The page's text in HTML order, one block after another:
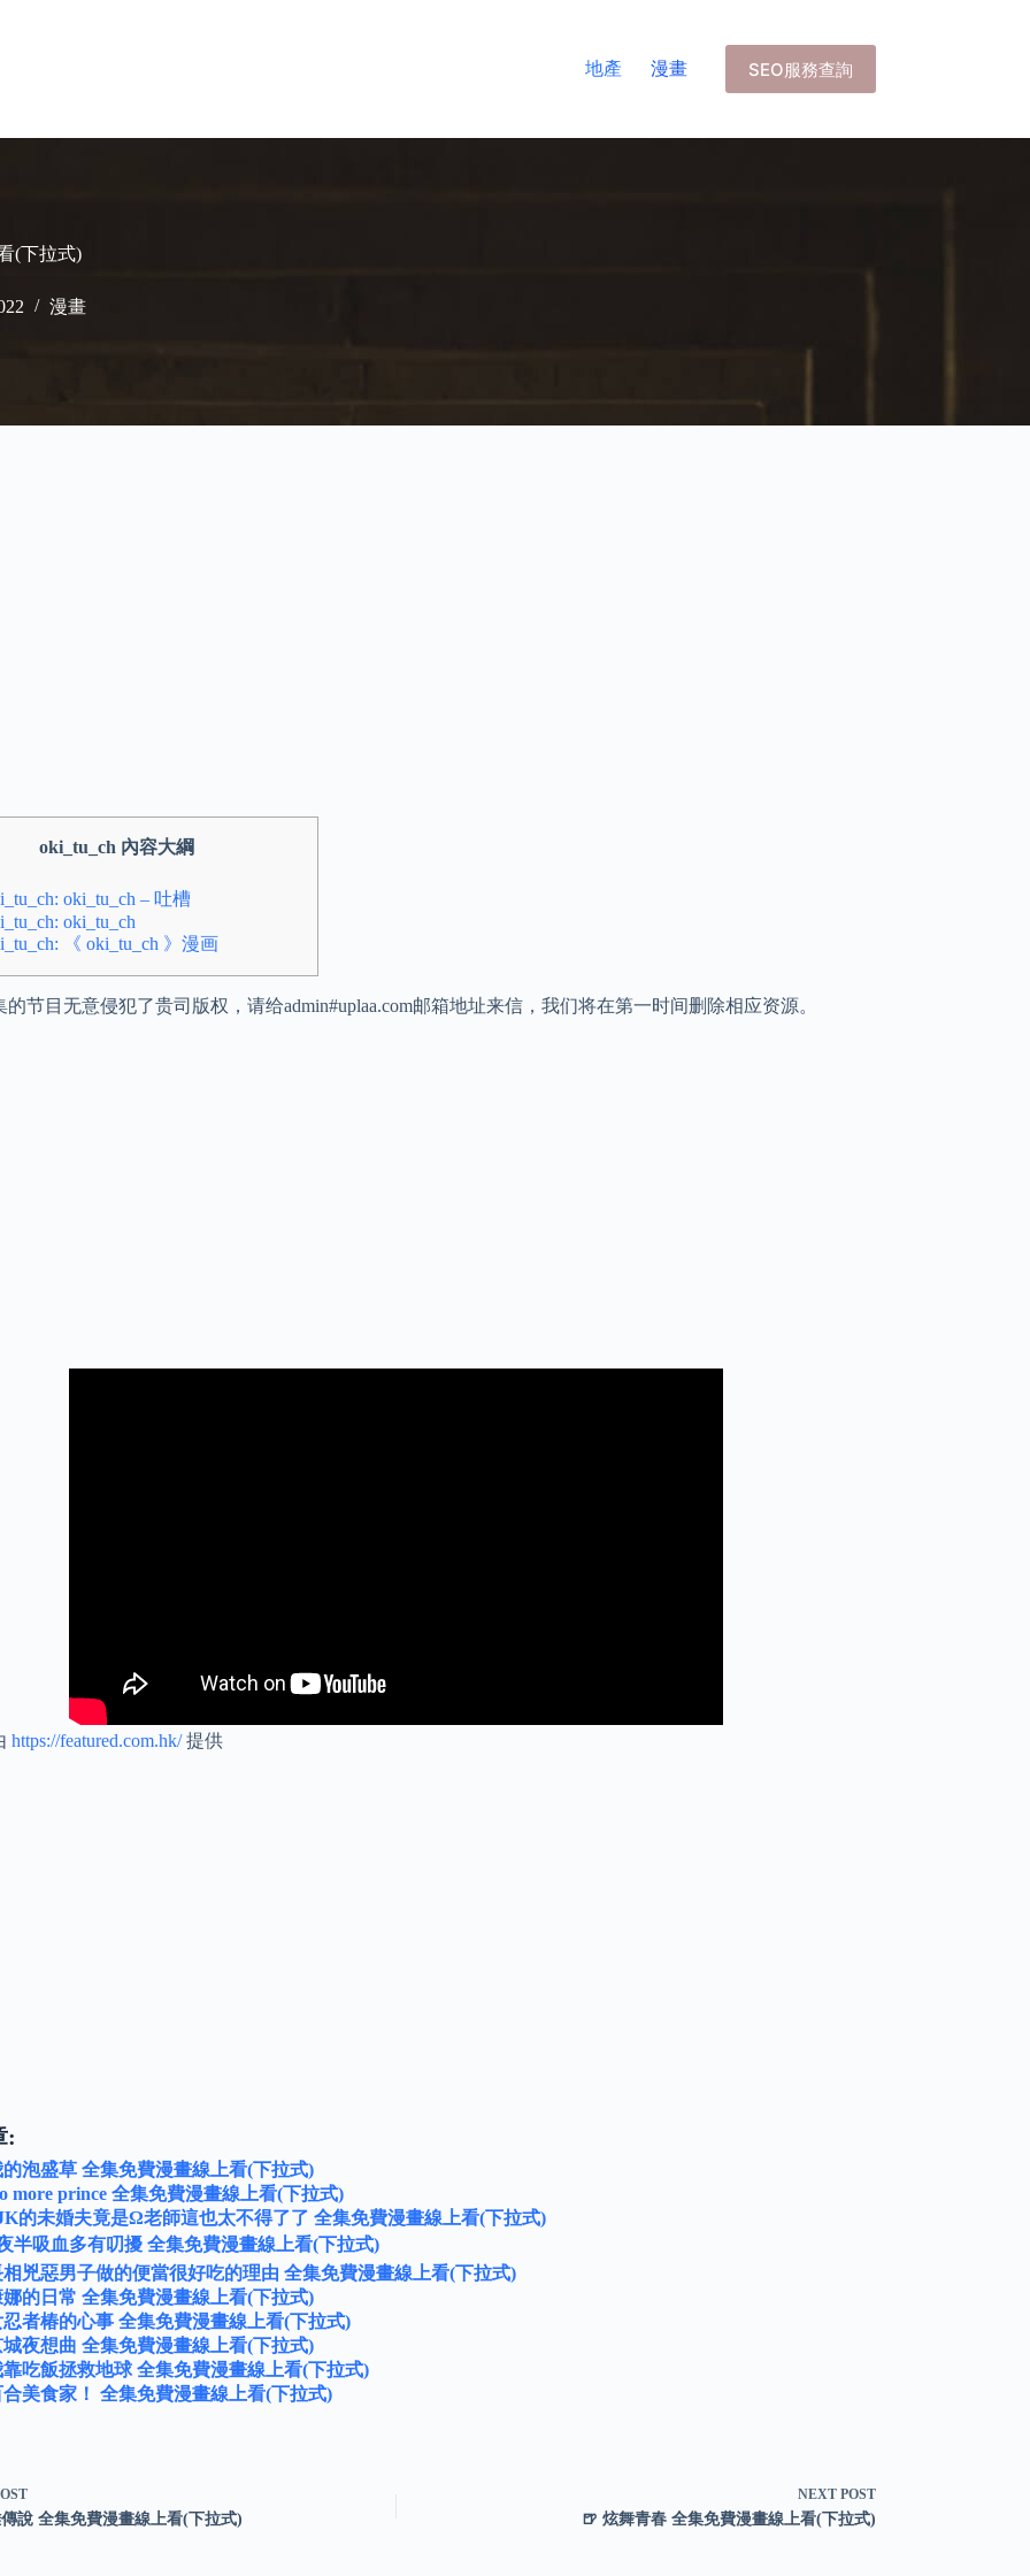
地產 漫畫 SEO服務查詢
(下拉式)
漫畫
oki_tu_ch 內容大綱
oki_tu_ch – 吐槽
oki_tu_ch
《 oki_tu_ch 》漫画
的节目无意侵犯了贵司版权，请给admin#uplaa.com邮箱地址来信，我们将在第一时间删除相应资源。
https://featured.com.hk/提供
:
的泡盛草 全集免費漫畫線上看(下拉式)
more prince 全集免費漫畫線上看(下拉式)
的未婚夫竟是Ω老師這也太不得了了 全集免費漫畫線上看(下拉式)
半吸血多有叨擾 全集免費漫畫線上看(下拉式)
相兇惡男子做的便當很好吃的理由 全集免費漫畫線上看(下拉式)
娜的日常 全集免費漫畫線上看(下拉式)
忍者椿的心事 全集免費漫畫線上看(下拉式)
城夜想曲 全集免費漫畫線上看(下拉式)
靠吃飯拯救地球 全集免費漫畫線上看(下拉式)
合美食家！ 全集免費漫畫線上看(下拉式)
說 全集免費漫畫線上看(下拉式)
NEXT POST
🍺 炫舞青春 全集免費漫畫線上看(下拉式)